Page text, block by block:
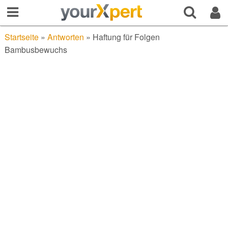
Startseite» Antworten » Haftung für Folgen
Bambusbewuchs